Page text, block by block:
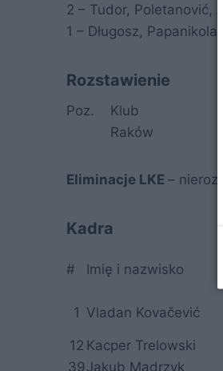
2 – Tudor, Poletanović,
1 – Długosz,
Rozstawienie
Poz. Klub
Raków
Eliminacje LKE –
Kadra
# Imię i nazwisko
1 Vladan Kovačević
12 Kacper Trelowski
39Jakub Mądrzyk